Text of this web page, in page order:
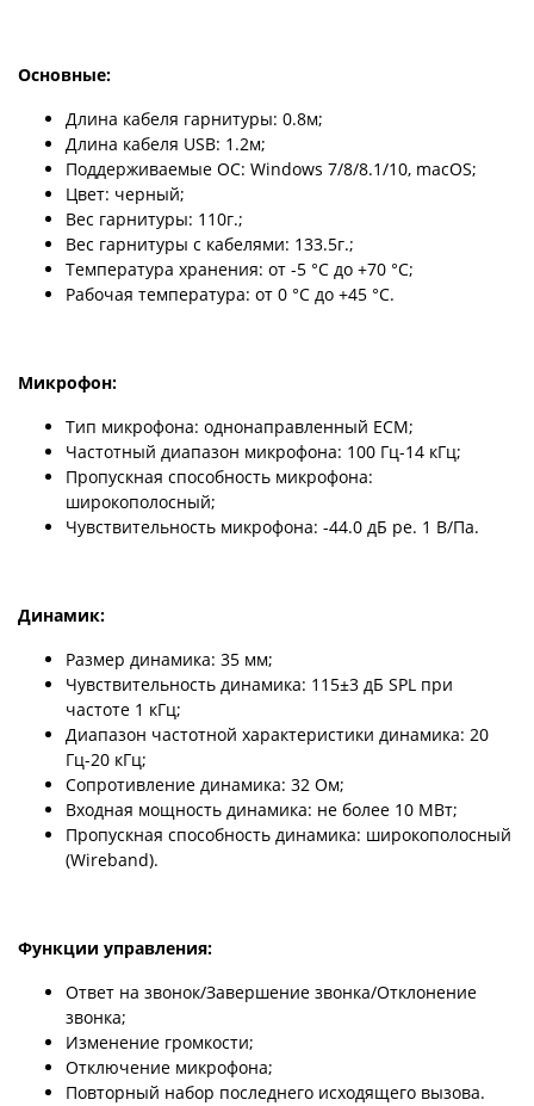
Основные:
Длина кабеля гарнитуры: 0.8м;
Длина кабеля USB: 1.2м;
Поддерживаемые ОС: Windows 7/8/8.1/10, macOS;
Цвет: черный;
Вес гарнитуры: 110г.;
Вес гарнитуры с кабелями: 133.5г.;
Температура хранения: от -5 °C до +70 °C;
Рабочая температура: от 0 °C до +45 °C.
Микрофон:
Тип микрофона: однонаправленный ECM;
Частотный диапазон микрофона: 100 Гц-14 кГц;
Пропускная способность микрофона:
широкополосный;
Чувствительность микрофона: -44.0 дБ ре. 1 В/Па.
Динамик:
Размер динамика: 35 мм;
Чувствительность динамика: 115±3 дБ SPL при
частоте 1 кГц;
Диапазон частотной характеристики динамика: 20
Гц-20 кГц;
Сопротивление динамика: 32 Ом;
Входная мощность динамика: не более 10 МВт;
Пропускная способность динамика: широкополосный
(Wireband).
Функции управления:
Ответ на звонок/Завершение звонка/Отклонение
звонка;
Изменение громкости;
Отключение микрофона;
Повторный набор последнего исходящего вызова.